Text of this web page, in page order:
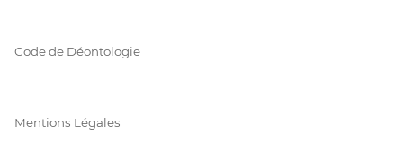
Code de Déontologie
Mentions Légales